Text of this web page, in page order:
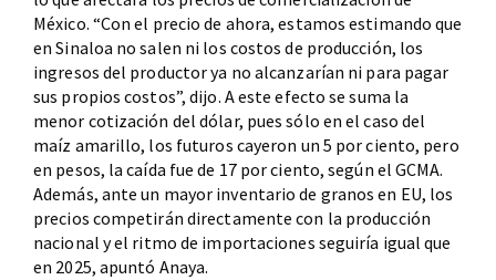
México. “Con el precio de ahora, estamos estimando que
en Sinaloa no salen ni los costos de producción, los
ingresos del productor ya no alcanzarían ni para pagar
sus propios costos”, dijo. A este efecto se suma la
menor cotización del dólar, pues sólo en el caso del
maíz amarillo, los futuros cayeron un 5 por ciento, pero
en pesos, la caída fue de 17 por ciento, según el GCMA.
Además, ante un mayor inventario de granos en EU, los
precios competirán directamente con la producción
nacional y el ritmo de importaciones seguiría igual que
en 2025, apuntó Anaya.